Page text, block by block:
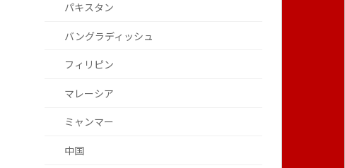
パキスタン
バングラディッシュ
フィリピン
マレーシア
ミャンマー
中国